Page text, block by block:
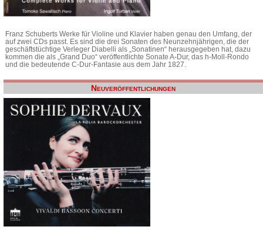
Franz Schuberts Werke für Violine und Klavier haben genau den Umfang, der
auf zwei CDs passt. Es sind die drei Sonaten des Neunzehnjährigen, die der
geschäftstüchtige Verleger Diabelli als „Sonatinen“ herausgegeben hat, dazu
kommen die als „Grand Duo“ veröffentlichte Sonate A-Dur, das h-Moll-Rondo
und die bedeutende C-Dur-Fantasie aus dem Jahr 1827.
Neuveröffentlichungen